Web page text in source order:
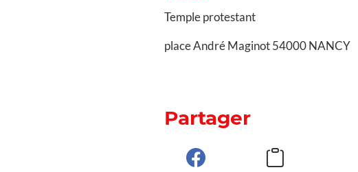
Temple protestant
place André Maginot 54000 NANCY
Partager